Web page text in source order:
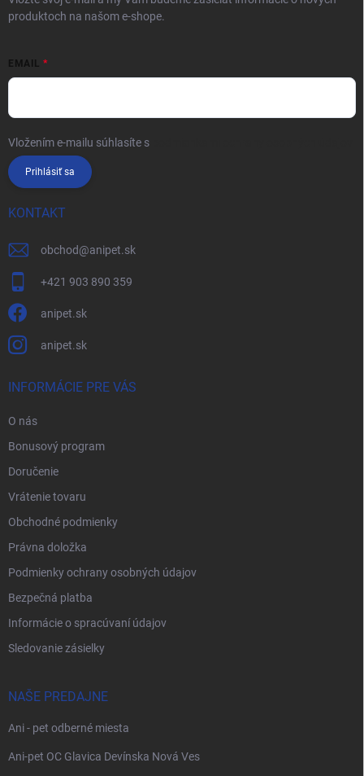
produktoch na našom e-shope.
EMAIL
Vložením e-mailu súhlasíte s
Prihlásiť sa
KONTAKT
obchod@anipet.sk
+421 903 890 359
anipet.sk
anipet.sk
INFORMÁCIE PRE VÁS
O nás
Bonusový program
Doručenie
Vrátenie tovaru
Obchodné podmienky
Právna doložka
Podmienky ochrany osobných údajov
Bezpečná platba
Informácie o spracúvaní údajov
Sledovanie zásielky
NAŠE PREDAJNE
Ani - pet odberné miesta
Ani-pet OC Glavica Devínska Nová Ves